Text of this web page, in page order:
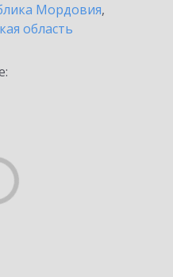
Мордовия,
область